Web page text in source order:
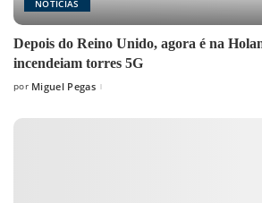
NOTÍCIAS
Depois do Reino Unido, agora é na
incendeiam torres 5G
Posted
por Miguel Pegas